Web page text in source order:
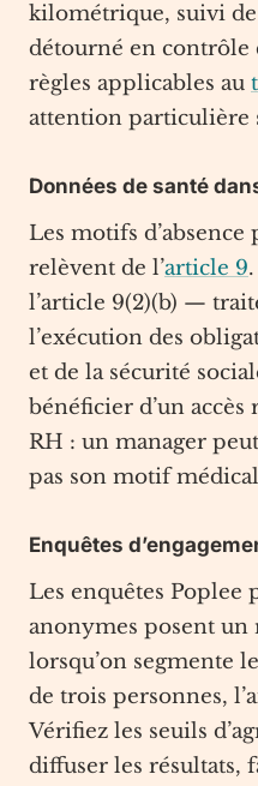
kilométrique, suivi
détourné en contrôle
règles applicables au
attention particulière
Données de santé
Les motifs
relèvent de l’article 9
l’article 9(2)(b) —
l’exécution des
et de la sécurité
bénéficier d’un
RH : un manager
pas son motif
Enquêtes
Les enquêtes Poplee
anonymes posent un
lorsqu’on segmente
de trois personnes,
Vérifiez les seuils
diffuser les résultats,